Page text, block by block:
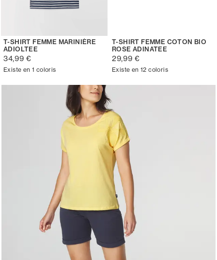
T-SHIRT FEMME MARINIÈRE
ADIOLTEE
34,99 €
Existe en 1 coloris
T-SHIRT FEMME COTON BIO
ROSE ADINATEE
29,99 €
Existe en 12 coloris